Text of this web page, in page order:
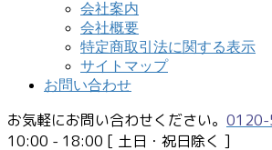
会社案内
会社概要
特定商取引法に関する表示
サイトマップ
お問い合わせ
お気軽にお問い合わせください。
10:00 - 18:00 [ 土日・祝日除く ]